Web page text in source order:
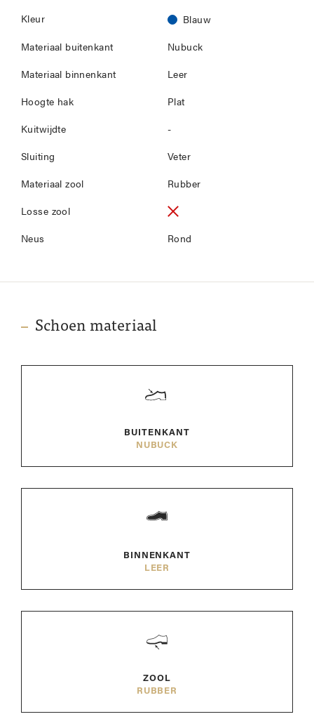
Kleur Blauw
Materiaal buitenkant Nubuck
Materiaal binnenkant Leer
Hoogte hak Plat
Kuitwijdte -
Sluiting Veter
Materiaal zool Rubber
Losse zool
Neus Rond
Schoen materiaal
BUITENKANT
NUBUCK
BINNENKANT
LEER
ZOOL
RUBBER